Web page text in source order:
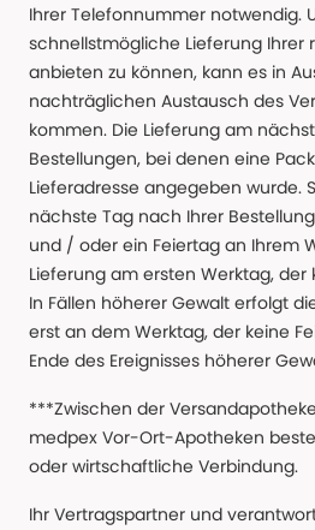
Ihrer Telefonnummer notwendig.
schnellstmögliche Lieferung Ihrer
anbieten zu können, kann es in
nachträglichen Austausch des
kommen. Die Lieferung am
Bestellungen, bei denen eine
Lieferadresse angegeben wurde.
nächste Tag nach Ihrer
und / oder ein Feiertag an Ihrem
Lieferung am ersten Werktag, der
In Fällen höherer Gewalt erfolgt
erst an dem Werktag, der keine
Ende des Ereignisses höherer
***Zwischen der
medpex Vor-Ort-Apotheken
oder wirtschaftliche Verbindung.
Ihr Vertragspartner und